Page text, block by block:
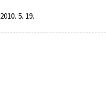
2010. 5. 19.